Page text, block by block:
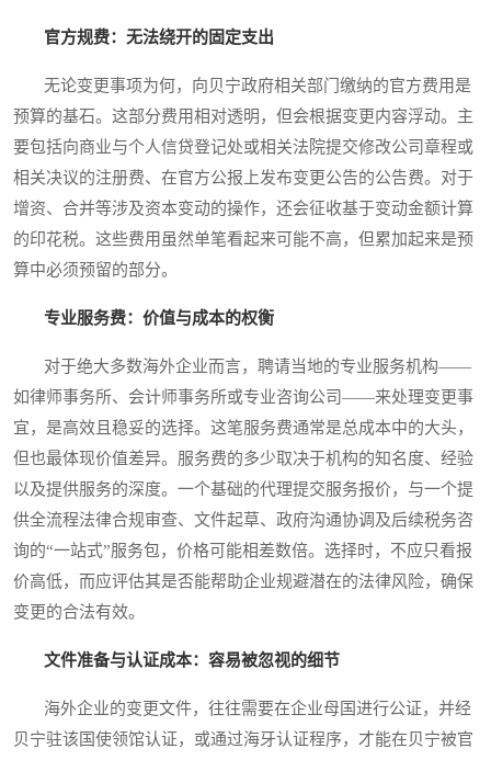
官方规费：无法绕开的固定支出
无论变更事项为何，向贝宁政府相关部门缴纳的官方费用是
预算的基石。这部分费用相对透明，但会根据变更内容浮动。主
要包括向商业与个人信贷登记处或相关法院提交修改公司章程或
相关决议的注册费、在官方公报上发布变更公告的公告费。对于
增资、合并等涉及资本变动的操作，还会征收基于变动金额计算
的印花税。这些费用虽然单笔看起来可能不高，但累加起来是预
算中必须预留的部分。
专业服务费：价值与成本的权衡
对于绝大多数海外企业而言，聘请当地的专业服务机构——
如律师事务所、会计师事务所或专业咨询公司——来处理变更事
宜，是高效且稳妥的选择。这笔服务费通常是总成本中的大头，
但也最体现价值差异。服务费的多少取决于机构的知名度、经验
以及提供服务的深度。一个基础的代理提交服务报价，与一个提
供全流程法律合规审查、文件起草、政府沟通协调及后续税务咨
询的“一站式”服务包，价格可能相差数倍。选择时，不应只看报
价高低，而应评估其是否能帮助企业规避潜在的法律风险，确保
变更的合法有效。
文件准备与认证成本：容易被忽视的细节
海外企业的变更文件，往往需要在企业母国进行公证，并经
贝宁驻该国使领馆认证，或通过海牙认证程序，才能在贝宁被官